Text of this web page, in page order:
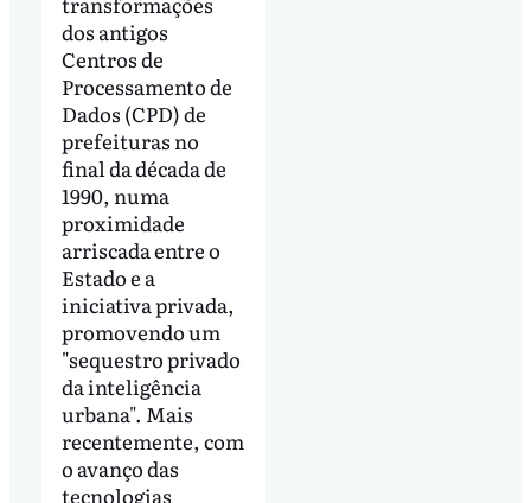
dos antigos
Centros de
Processamento de
Dados (CPD) de
prefeituras no
final da década de
1990, numa
proximidade
arriscada entre o
Estado e a
iniciativa privada,
promovendo um
"sequestro privado
da inteligência
urbana". Mais
recentemente, com
o avanço das
tecnologias